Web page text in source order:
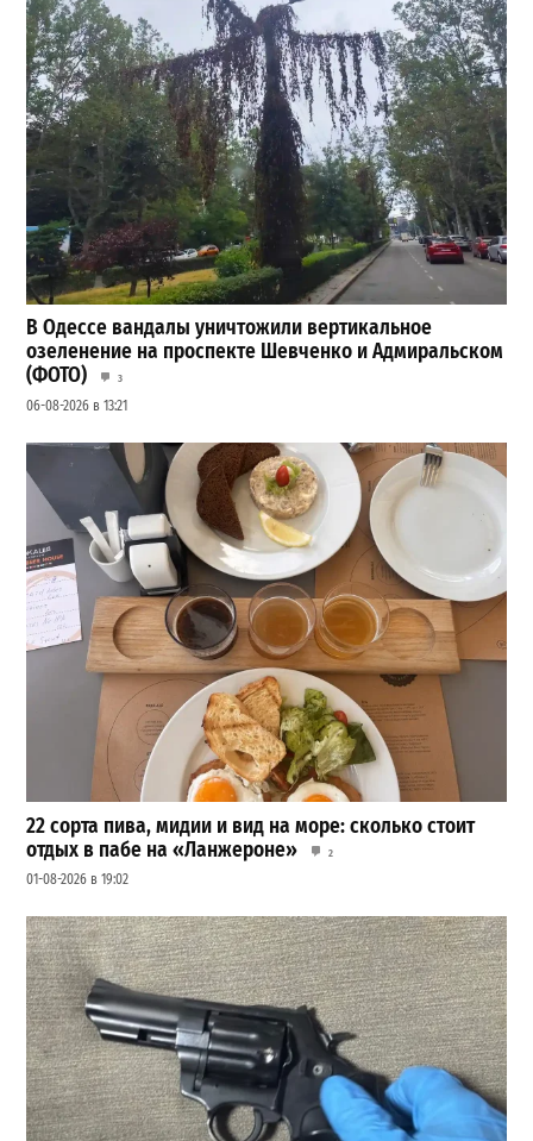
В Одессе вандалы уничтожили вертикальное
озеленение на проспекте Шевченко и Адмиральском
(ФОТО)
3
06-08-2026 в 13:21
22 сорта пива, мидии и вид на море: сколько стоит
отдых в пабе на «Ланжероне»
2
01-08-2026 в 19:02